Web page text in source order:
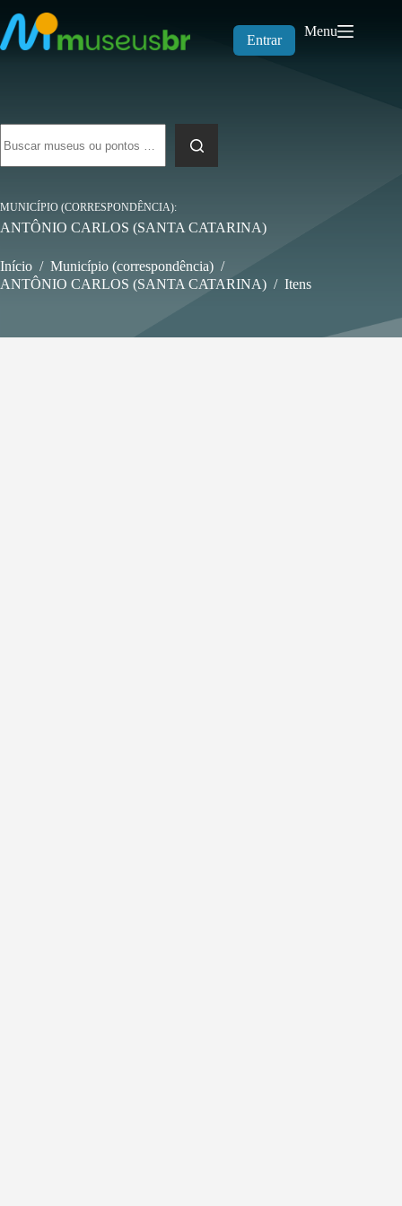
para
o
conteúdo
Entrar
Menu
resultados
MUNICÍPIO (CORRESPONDÊNCIA)
ANTÔNIO CARLOS (SANTA CATARINA)
Início / Município (correspondência) /
ANTÔNIO CARLOS (SANTA CATARINA) / Itens